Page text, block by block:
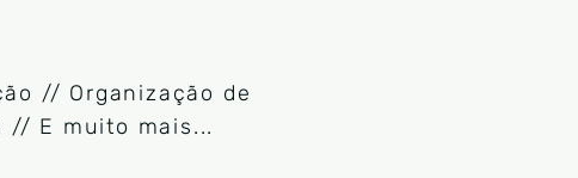
// Organização de
// E muito mais...